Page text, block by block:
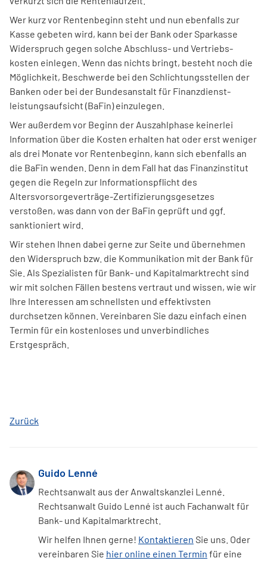
Wer kurz vor Rentenbeginn steht und nun ebenfalls zur
Kasse gebeten wird, kann bei der Bank oder Sparkasse
Wider­spruch gegen solche Abschluss- und Vertriebs­
kosten einlegen. Wenn das nichts bringt, besteht noch die
Möglichkeit, Beschwerde bei den Schlichtungs­stellen der
Banken oder bei der Bundes­anstalt für Finanz­dienst­
leistungs­aufsicht (BaFin) einzulegen.
Wer außerdem vor Beginn der Auszahl­phase keinerlei
Information über die Kosten erhalten hat oder erst weniger
als drei Monate vor Rentenbeginn, kann sich ebenfalls an
die BaFin wenden. Denn in dem Fall hat das Finanz­institut
gegen die Regeln zur Informationspflicht des
Altersvorsorgeverträge-Zertifizierungsgesetzes
verstoßen, was dann von der BaFin geprüft und ggf.
sanktioniert wird.
Wir stehen Ihnen dabei gerne zur Seite und übernehmen
den Widerspruch bzw. die Kommunikation mit der Bank für
Sie. Als Spezialisten für Bank- und Kapitalmarktrecht sind
wir mit solchen Fällen bestens vertraut und wissen, wie wir
Ihre Interessen am schnellsten und effektivsten
durchsetzen können. Vereinbaren Sie dazu einfach einen
Termin für ein kostenloses und unverbindliches
Erstgespräch.
Zurück
Guido Lenné
Rechtsanwalt aus der Anwaltskanzlei Lenné.
Rechtsanwalt Guido Lenné ist auch Fachanwalt für
Bank- und Kapitalmarktrecht.
Wir helfen Ihnen gerne! Kontaktieren Sie uns. Oder
vereinbaren Sie hier online einen Termin für eine